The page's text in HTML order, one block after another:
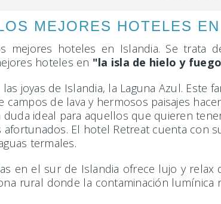
MEJORES HOTELES
mejores hoteles en Islandia. Se trata
hoteles en "la isla de hielo y
joyas de Islandia, la Laguna Azul.
de lava y hermosos paisajes
ideal para aquellos que quieren
El hotel Retreat cuenta
termales.
en el sur de Islandia ofrece lujo y
rural donde la contaminación